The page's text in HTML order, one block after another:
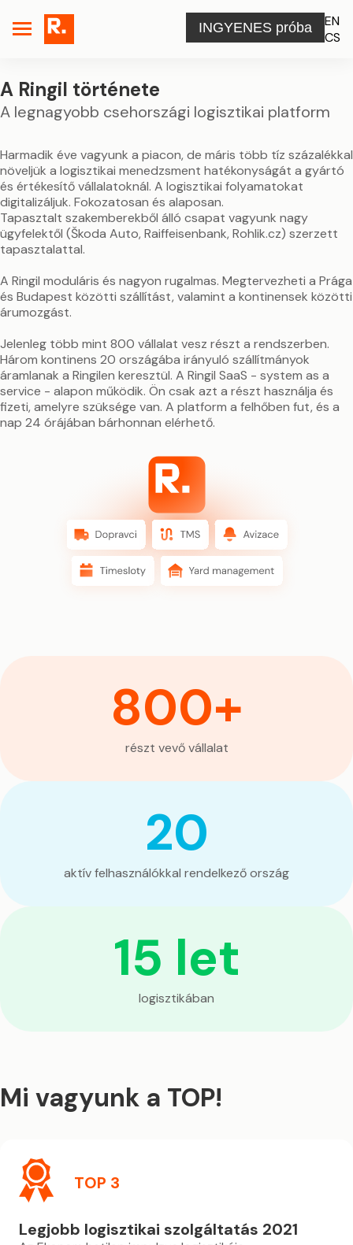
INGYENES próba
EN
CS
A Ringil története
A legnagyobb csehországi logisztikai platform
Harmadik éve vagyunk a piacon, de máris több tíz százalékkal
növeljük a logisztikai menedzsment hatékonyságát a gyártó
és értékesítő vállalatoknál. A logisztikai folyamatokat
digitalizáljuk. Fokozatosan és alaposan.
Tapasztalt szakemberekből álló csapat vagyunk nagy
ügyfelektől (Škoda Auto, Raiffeisenbank, Rohlik.cz) szerzett
tapasztalattal.
A Ringil moduláris és nagyon rugalmas. Megtervezheti a Prága
és Budapest közötti szállítást, valamint a kontinensek közötti
árumozgást.
Jelenleg több mint 800 vállalat vesz részt a rendszerben.
Három kontinens 20 országába irányuló szállítmányok
áramlanak a Ringilen keresztül. A Ringil SaaS - system as a
service - alapon működik. Ön csak azt a részt használja és
fizeti, amelyre szüksége van. A platform a felhőben fut, és a
nap 24 órájában bárhonnan elérhető.
800+
részt vevő vállalat
20
aktív felhasználókkal rendelkező ország
15 let
logisztikában
Mi vagyunk a TOP!
TOP 3
Legjobb logisztikai szolgáltatás 2021